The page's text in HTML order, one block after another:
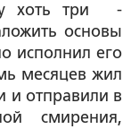
хоть три -
основы
исполнил его
месяцев жил
и отправили в
смирения,